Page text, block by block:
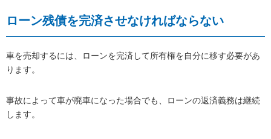
ローン残債を完済させなければならない
車を売却するには、ローンを完済して所有権を自分に移す必要があ
ります。
事故によって車が廃車になった場合でも、ローンの返済義務は継続
します。